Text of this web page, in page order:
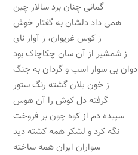
گمانی چنان برد سالار چین
همی داد دلشان به گفتار خوش
ز کوس غریوان، ز آواز نای
ز شمشیر از آن سان چکاچاک بود
دوان بی سوار اسب و گردان به جنگ
ز خون یلان گشته رنگ ستور
گرفته دل کوش را آن هوس
سپیده دم از کوه چون بر فروخت
نگه کرد و لشکر همه کشته دید
سواران ایران همه ساخته